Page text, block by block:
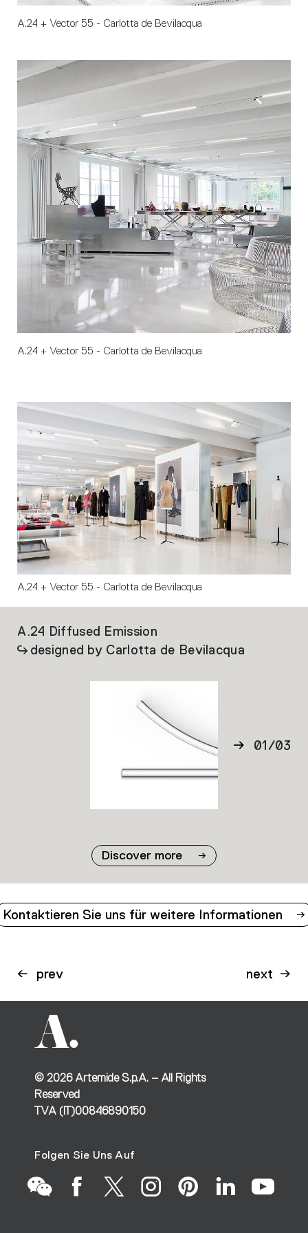
A.24 + Vector 55 - Carlotta de Bevilacqua
A.24 + Vector 55 - Carlotta de Bevilacqua
A.24 + Vector 55 - Carlotta de Bevilacqua
A.24 Diffused Emission
designed by Carlotta de Bevilacqua
Discover more
01/03
Kontaktieren Sie uns für weitere Informationen
prev next
© 2026Artemide S.p.A. – All Rights
Reserved
TVA (IT)00846890150
Folgen Sie Uns Auf